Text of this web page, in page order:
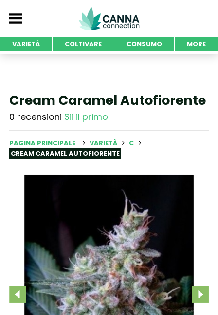
VARIETÀ COLTIVARE CONSUMO MORE
Cream Caramel Autofiorente
0 recensioni Sii il primo
PAGINA PRINCIPALE VARIETÀ
C
CREAM CARAMEL AUTOFIORENTE